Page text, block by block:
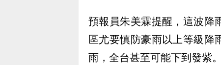
預報員朱美霖提醒，這波降
區尤要慎防豪雨以上等級降
雨，全台甚至可能下到發紫。